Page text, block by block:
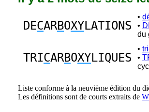
DECARBOXYLATIONS
•
•
du
TRICARBOXYLIQUES
•
•
Liste conforme à la neuvième édition du
Les définitions sont de courts extraits de